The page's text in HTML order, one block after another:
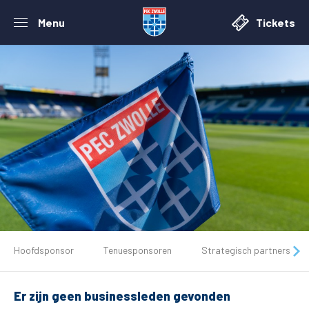
Menu Tickets
Tickets
Matchdays
Hoofdsponsor Tenuesponsoren Strategisch partners
Er zijn geen businessleden gevonden